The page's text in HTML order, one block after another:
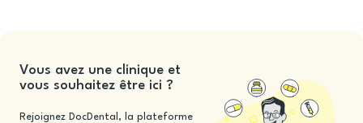
Vous avez une clinique et
vous souhaitez être ici ?
Rejoignez DocDental, la plateforme